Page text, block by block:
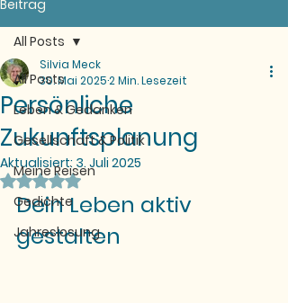
Beitrag
All Posts
Leben & Gedanken
Gesellschaft & Politik
Meine Reisen
Gedichte
Jahreslosung
All Posts
Persönliche
Zukunftsplanung
Silvia Meck
30. Mai 20252 Min. Lesezeit
Aktualisiert: 3. Juli 2025
Mit NaN von 5 Sternen bewertet.
Dein Leben aktiv
gestalten